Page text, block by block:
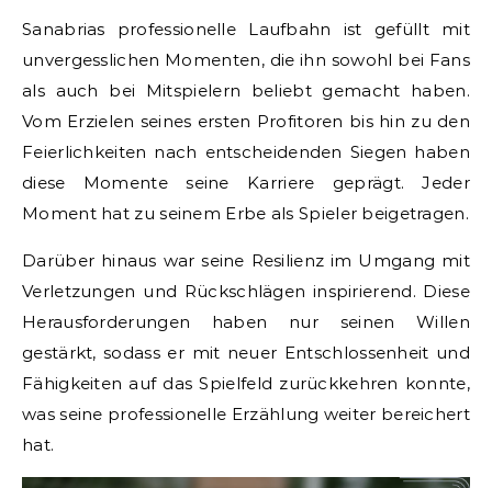
Sanabrias professionelle Laufbahn ist gefüllt mit
unvergesslichen Momenten, die ihn sowohl bei Fans
als auch bei Mitspielern beliebt gemacht haben.
Vom Erzielen seines ersten Profitoren bis hin zu den
Feierlichkeiten nach entscheidenden Siegen haben
diese Momente seine Karriere geprägt. Jeder
Moment hat zu seinem Erbe als Spieler beigetragen.
Darüber hinaus war seine Resilienz im Umgang mit
Verletzungen und Rückschlägen inspirierend. Diese
Herausforderungen haben nur seinen Willen
gestärkt, sodass er mit neuer Entschlossenheit und
Fähigkeiten auf das Spielfeld zurückkehren konnte,
was seine professionelle Erzählung weiter bereichert
hat.